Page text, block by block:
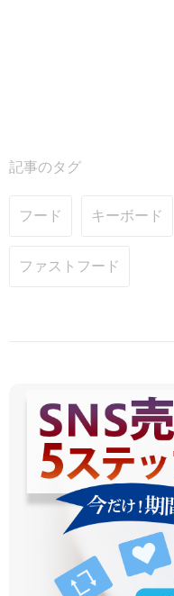
記事のタグ
フード キーボード
ファストフード